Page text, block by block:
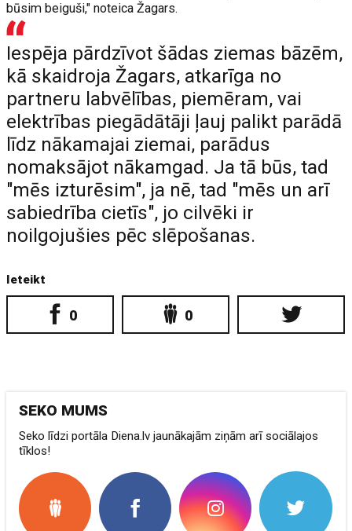
būsim beiguši," noteica Žagars.
Iespēja pārdzīvot šādas ziemas bāzēm,
kā skaidroja Žagars, atkarīga no
partneru labvēlības, piemēram, vai
elektrības piegādātāji ļauj palikt parādā
līdz nākamajai ziemai, parādus
nomaksājot nākamgad. Ja tā būs, tad
"mēs izturēsim", ja nē, tad "mēs un arī
sabiedrība cietīs", jo cilvēki ir
noilgojušies pēc slēpošanas.
Ieteikt
0 0
SEKO MUMS
Seko līdzi portāla Diena.lv jaunākajām ziņām arī sociālajos
tīklos!